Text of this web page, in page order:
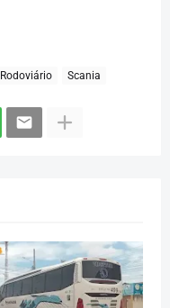
Rodoviário Scania